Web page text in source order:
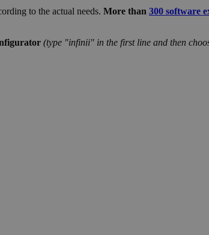
to the actual needs. More than 300 software
(type "infinii" in the first line and then